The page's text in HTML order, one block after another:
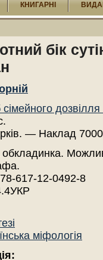
КНИГАРНІ
бік
сімейного
— Наклад
617-12-0492-8
міфологія